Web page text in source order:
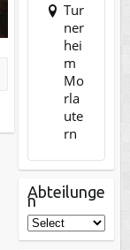
Tur
ner
hei
m
Mo
rla
ute
rn
Abteilunge
n